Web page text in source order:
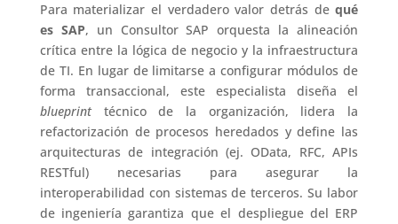
Para materializar el verdadero valor detrás dequé
es SAP, un Consultor SAP orquesta la alineación
crítica entre la lógica de negocio y la infraestructura
de TI. En lugar de limitarse a configurar módulos de
forma transaccional, este especialista diseña el
blueprinttécnico de la organización, lidera la
refactorización de procesos heredados y define las
arquitecturas de integración (ej. OData, RFC, APIs
RESTful) necesarias para asegurar la
interoperabilidad con sistemas de terceros. Su labor
de ingeniería garantiza que el despliegue del ERP